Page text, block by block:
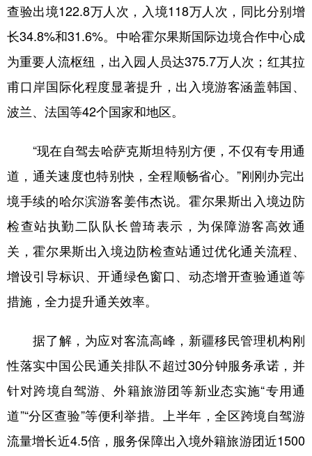
新疆 内蒙古 黑龙江
多语种频道
English Español Français
Русский язык 日本語 한국어
Deutsch Português
查验出境122.8万人次，入境118万人次，同比分别增
长34.8%和31.6%。中哈霍尔果斯国际边境合作中心成
为重要人流枢纽，出入园人员达375.7万人次；红其拉
甫口岸国际化程度显著提升，出入境游客涵盖韩国、
波兰、法国等42个国家和地区。
“现在自驾去哈萨克斯坦特别方便，不仅有专用通
道，通关速度也特别快，全程顺畅省心。”刚刚办完出
境手续的哈尔滨游客姜伟杰说。霍尔果斯出入境边防
检查站执勤二队队长曾琦表示，为保障游客高效通
关，霍尔果斯出入境边防检查站通过优化通关流程、
增设引导标识、开通绿色窗口、动态增开查验通道等
措施，全力提升通关效率。
据了解，为应对客流高峰，新疆移民管理机构刚
性落实中国公民通关排队不超过30分钟服务承诺，并
针对跨境自驾游、外籍旅游团等新业态实施“专用通
道”“分区查验”等便利举措。上半年，全区跨境自驾游
流量增长近4.5倍，服务保障出入境外籍旅游团近1500